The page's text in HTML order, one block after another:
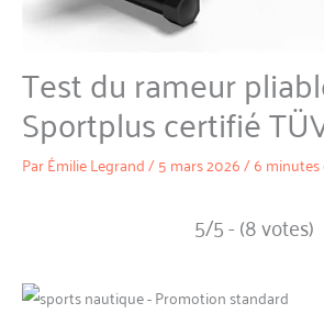
Test du rameur
Sportplus certifié
ParÉmilie Legrand/5 mars 2026/6
5/5 - (8 votes)